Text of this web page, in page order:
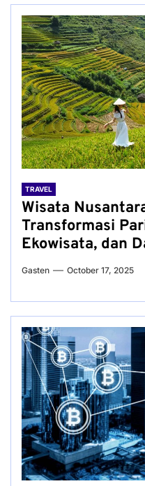
TRAVEL
Wisata
Transformasi
Ekowisata, dan
Gasten October 17, 2025